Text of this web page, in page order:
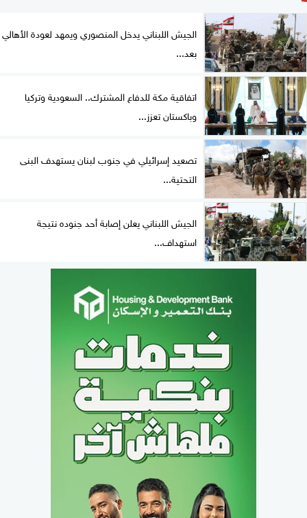
الجيش اللبناني يدخل المنصوري ويمهد لعودة الأهالي
بعد...
اتفاقية مكة للدفاع المشترك.. السعودية وتركيا
وباكستان تعزز...
تصعيد إسرائيلي في جنوب لبنان يستهدف البنى
التحتية...
الجيش اللبناني يعلن إصابة أحد جنوده نتيجة
استهداف...